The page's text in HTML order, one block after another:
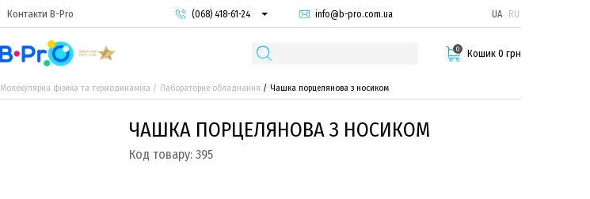
Контакти B-Pro
(068) 418-61-24
info@b-pro.com.ua UA RU
0 Кошик 0 грн
Молекулярна фізика та термодинаміка Лабораторне обладнання Чашка порцелянова з носиком
ЧАШКА ПОРЦЕЛЯНОВА З НОСИКОМ
Код товару: 395